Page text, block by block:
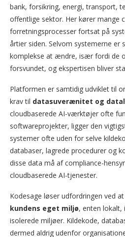
bank, forsikring, energi, transport,
offentlige sektor. Her kører mange
forretningsprocesser fortsat på
årtier siden. Selvom systemerne er
komplekse at ændre, især fordi de
forsvundet, og ekspertisen bliver
Platformen er samtidig udviklet til
krav til datasuverænitet og
cloudbaserede AI-værktøjer ofte
softwareprojekter, ligger den
systemer ofte uden for selve
databaser, lagrede procedurer og
disse data må af compliance-
cloudbaserede AI-tjenester.
Kodesage løser udfordringen ved at
kundens eget miljø, enten lokalt,
isolerede miljøer. Kildekode,
dermed aldrig udenfor